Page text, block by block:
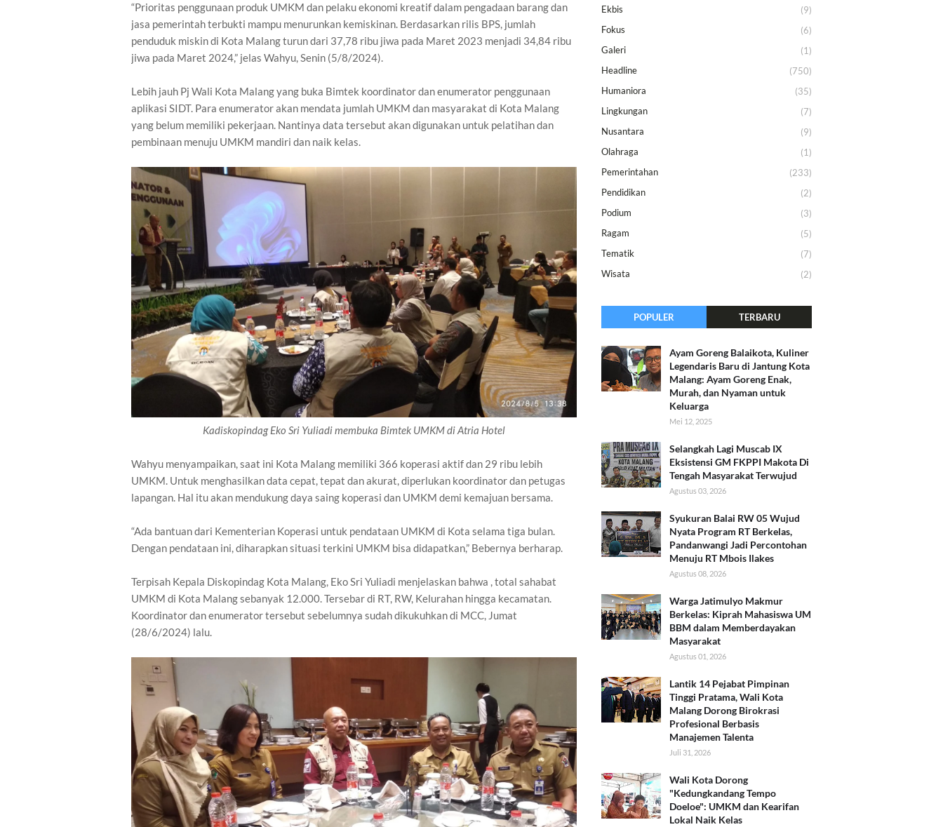
“Prioritas penggunaan produk UMKM dan pelaku ekonomi kreatif dalam pengadaan barang dan
jasa pemerintah terbukti mampu menurunkan kemiskinan. Berdasarkan rilis BPS, jumlah
penduduk miskin di Kota Malang turun dari 37,78 ribu jiwa pada Maret 2023 menjadi 34,84 ribu
jiwa pada Maret 2024,” jelas Wahyu, Senin (5/8/2024).
Lebih jauh Pj Wali Kota Malang yang buka Bimtek koordinator dan enumerator penggunaan
aplikasi SIDT. Para enumerator akan mendata jumlah UMKM dan masyarakat di Kota Malang
yang belum memiliki pekerjaan. Nantinya data tersebut akan digunakan untuk pelatihan dan
pembinaan menuju UMKM mandiri dan naik kelas.
Kadiskopindag Eko Sri Yuliadi membuka Bimtek UMKM di Atria Hotel
Wahyu menyampaikan, saat ini Kota Malang memiliki 366 koperasi aktif dan 29 ribu lebih
UMKM. Untuk menghasilkan data cepat, tepat dan akurat, diperlukan koordinator dan petugas
lapangan. Hal itu akan mendukung daya saing koperasi dan UMKM demi kemajuan bersama.
“Ada bantuan dari Kementerian Koperasi untuk pendataan UMKM di Kota selama tiga bulan.
Dengan pendataan ini, diharapkan situasi terkini UMKM bisa didapatkan,” Bebernya berharap.
Terpisah Kepala Diskopindag Kota Malang, Eko Sri Yuliadi menjelaskan bahwa , total sahabat
UMKM di Kota Malang sebanyak 12.000. Tersebar di RT, RW, Kelurahan hingga kecamatan.
Koordinator dan enumerator tersebut sebelumnya sudah dikukuhkan di MCC, Jumat
(28/6/2024) lalu.
Ekbis
(9)
Fokus
(6)
Galeri
(1)
Headline
(750)
Humaniora
(35)
Lingkungan
(7)
Nusantara
(9)
Olahraga
(1)
Pemerintahan
(233)
Pendidikan
(2)
Podium
(3)
Ragam
(5)
Tematik
(7)
Wisata
(2)
POPULER TERBARU
Ayam Goreng Balaikota, Kuliner
Legendaris Baru di Jantung Kota
Malang: Ayam Goreng Enak,
Murah, dan Nyaman untuk
Keluarga
Mei 12, 2025
Selangkah Lagi Muscab IX
Eksistensi GM FKPPI Makota Di
Tengah Masyarakat Terwujud
Agustus 03, 2026
Syukuran Balai RW 05 Wujud
Nyata Program RT Berkelas,
Pandanwangi Jadi Percontohan
Menuju RT Mbois Ilakes
Agustus 08, 2026
Warga Jatimulyo Makmur
Berkelas: Kiprah Mahasiswa UM
BBM dalam Memberdayakan
Masyarakat
Agustus 01, 2026
Lantik 14 Pejabat Pimpinan
Tinggi Pratama, Wali Kota
Malang Dorong Birokrasi
Profesional Berbasis
Manajemen Talenta
Juli 31, 2026
Wali Kota Dorong
"Kedungkandang Tempo
Doeloe": UMKM dan Kearifan
Lokal Naik Kelas